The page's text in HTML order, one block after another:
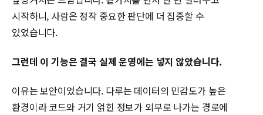
시작하니, 사람은 정작 중요한 판단에 더 집중할 수
있었습니다.
그런데 이 기능은 결국 실제 운영에는 넣지 않았습니다.
이유는 보안이었습니다. 다루는 데이터의 민감도가 높은
환경이라 코드와 거기 얽힌 정보가 외부로 나가는 경로에